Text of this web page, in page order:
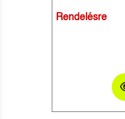
Rendelésre